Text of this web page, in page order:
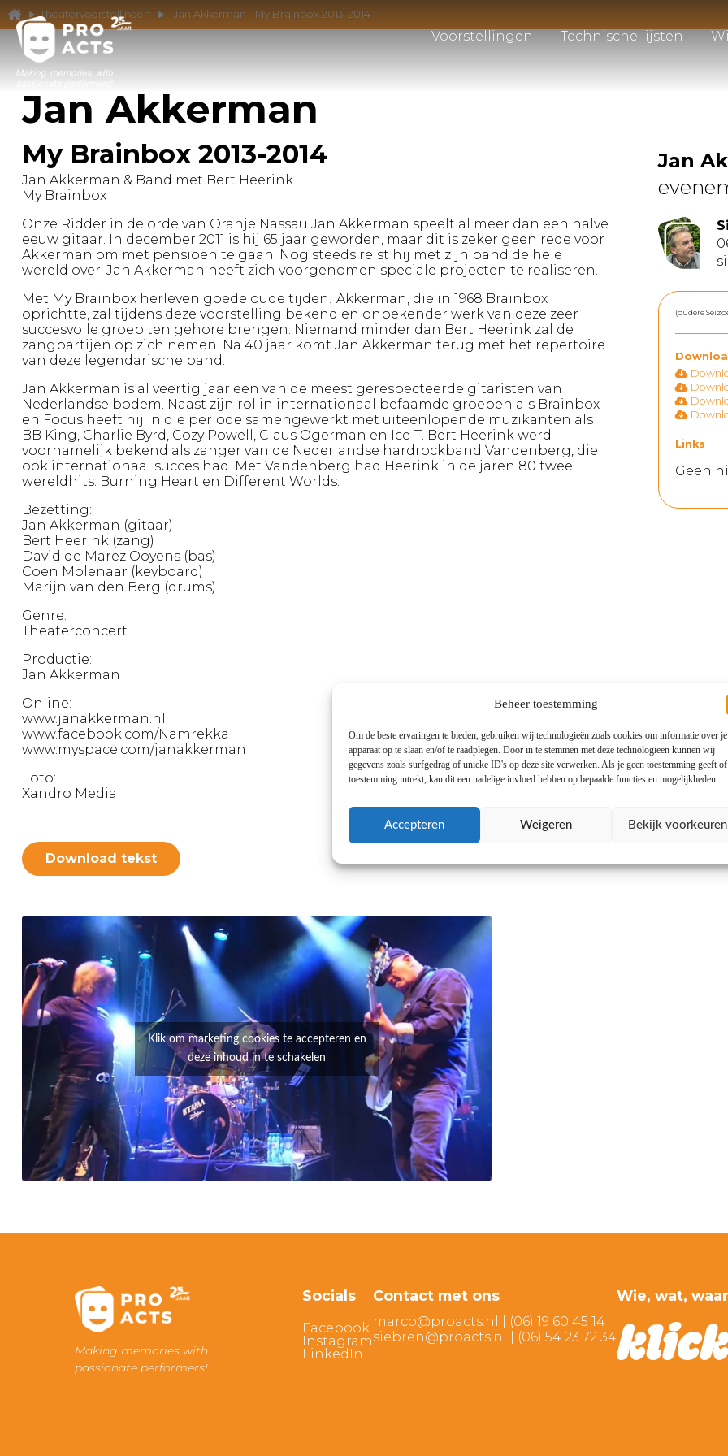
Beheer toestemming
Om de beste ervaringen te bieden, gebruiken wij technologieën zoals cookies om informatie over je
apparaat op te slaan en/of te raadplegen. Door in te stemmen met deze technologieën kunnen wij
gegevens zoals surfgedrag of unieke ID's op deze site verwerken. Als je geen toestemming geeft
toestemming intrekt, kan dit een nadelige invloed hebben op bepaalde functies en mogelijkheden.
Accepteren Weigeren Bekijk voorkeuren
Voorstellingen Technische lijsten
Theatervoorstellingen Jan Akkerman - My Brainbox 2013-2014
Jan Akkerman
My Brainbox 2013-2014
Jan Akkerman & Band met Bert Heerink
My Brainbox
Onze Ridder in de orde van Oranje Nassau Jan Akkerman speelt al meer dan een halve
eeuw gitaar. In december 2011 is hij 65 jaar geworden, maar dit is zeker geen rede voor
Akkerman om met pensioen te gaan. Nog steeds reist hij met zijn band de hele
wereld over. Jan Akkerman heeft zich voorgenomen speciale projecten te realiseren.
Met My Brainbox herleven goede oude tijden! Akkerman, die in 1968 Brainbox
oprichtte, zal tijdens deze voorstelling bekend en onbekender werk van deze zeer
succesvolle groep ten gehore brengen. Niemand minder dan Bert Heerink zal de
zangpartijen op zich nemen. Na 40 jaar komt Jan Akkerman terug met het repertoire
van deze legendarische band.
Jan Akkerman is al veertig jaar een van de meest gerespecteerde gitaristen van
Nederlandse bodem. Naast zijn rol in internationaal befaamde groepen als Brainbox
en Focus heeft hij in die periode samengewerkt met uiteenlopende muzikanten als
BB King, Charlie Byrd, Cozy Powell, Claus Ogerman en Ice-T. Bert Heerink werd
voornamelijk bekend als zanger van de Nederlandse hardrockband Vandenberg, die
ook internationaal succes had. Met Vandenberg had Heerink in de jaren 80 twee
wereldhits: Burning Heart en Different Worlds.
Bezetting:
Jan Akkerman (gitaar)
Bert Heerink (zang)
David de Marez Ooyens (bas)
Coen Molenaar (keyboard)
Marijn van den Berg (drums)
Genre:
Theaterconcert
Productie:
Jan Akkerman
Online:
www.janakkerman.nl
www.facebook.com/Namrekka
www.myspace.com/janakkerman
Foto:
Xandro Media
Download tekst
Klik om marketing cookies te accepteren en
deze inhoud in te schakelen
Jan
(oudere
Links
Geen
Making memories with
passionate performers!
Socials
Facebook
Instagram
LinkedIn
Contact met ons
marco@proacts.nl
‭(06) 19 60 45 14‬
siebren@proacts.nl
‭‭(06) 54 23 72 34‬
Wie, wat,